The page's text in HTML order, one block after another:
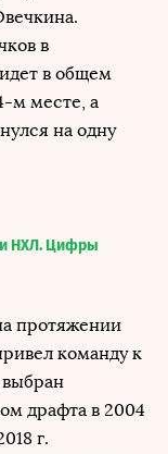
в
в общем
м месте, а
на одну
НХЛ. Цифры
протяжении
команду к
драфта в 2004
г.